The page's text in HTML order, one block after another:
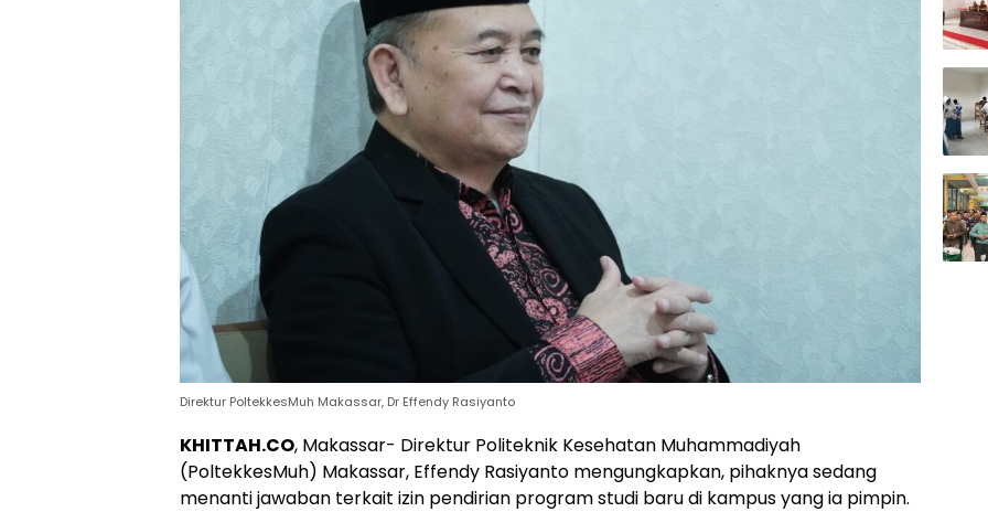
Direktur PoltekkesMuh Makassar, Dr Effendy Rasiyanto
KHITTAH.CO, Makassar- Direktur Politeknik Kesehatan Muhammadiyah
(PoltekkesMuh) Makassar, Effendy Rasiyanto mengungkapkan, pihaknya sedang
menanti jawaban terkait izin pendirian program studi baru di kampus yang ia pimpin.